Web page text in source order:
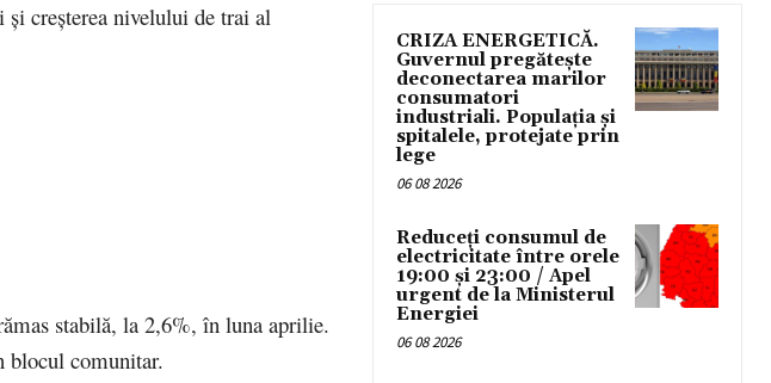
și creșterea nivelului de trai al
stabilă, la 2,6%, în luna aprilie.
blocul comunitar.
CRIZA ENERGETICĂ.
Guvernul pregătește
deconectarea marilor
consumatori
industriali. Populația și
spitalele, protejate prin
lege
06 08 2026
Reduceți consumul de
electricitate între orele
19:00 și 23:00 / Apel
urgent de la Ministerul
Energiei
06 08 2026